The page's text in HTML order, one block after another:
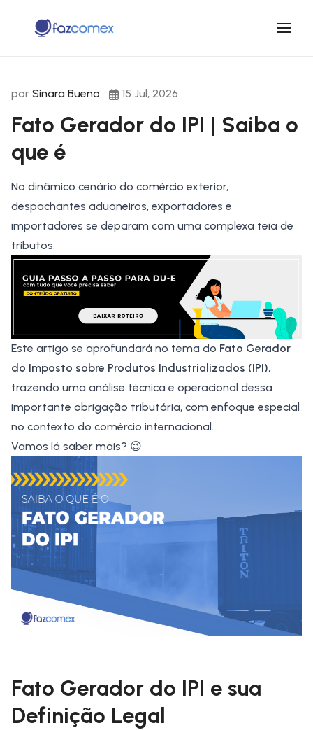
por Sinara Bueno 15 Jul, 2026
Fato Gerador do IPI | Saiba o
que é
No dinâmico cenário do comércio exterior,
despachantes aduaneiros, exportadores e
importadores se deparam com uma complexa teia de
tributos.
Este artigo se aprofundará no tema do Fato Gerador
do Imposto sobre Produtos Industrializados (IPI),
trazendo uma análise técnica e operacional dessa
importante obrigação tributária, com enfoque especial
no contexto do comércio internacional.
Vamos lá saber mais? 😉
Fato Gerador do IPI e sua
Definição Legal